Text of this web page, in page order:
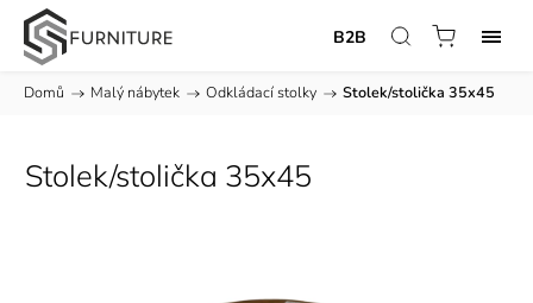
B2B
Domů / Malý nábytek / Odkládací stolky / Stolek/stolička 35x45
Stolek/stolička 35x45